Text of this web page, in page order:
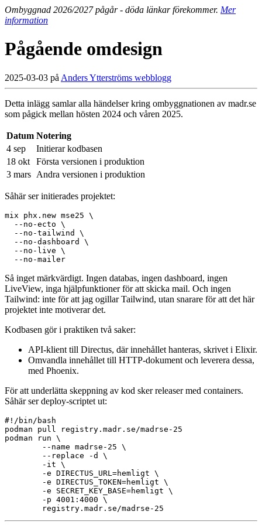
Ombyggnad 2026/2027 pågår - döda länkar förekommer. Mer
information
Pågående omdesign
2025-03-03 på Anders Ytterströms webblogg
Detta inlägg samlar alla händelser kring ombyggnationen av madr.se
som pågick mellan hösten 2024 och våren 2025.
Datum Notering
4 sep
Initierar kodbasen
18 okt
Första versionen i produktion
3 mars Andra versionen i produktion
Såhär ser initierades projektet:
mix phx.new mse25 \
  --no-ecto \
  --no-tailwind \
  --no-dashboard \
  --no-live \
Så inget märkvärdigt. Ingen databas, ingen dashboard, ingen
LiveView, inga hjälpfunktioner för att skicka mail. Och ingen
Tailwind: inte för att jag ogillar Tailwind, utan snarare för att det här
projektet inte motiverar det.
Kodbasen gör i praktiken två saker:
API-klient till Directus, där innehållet hanteras, skrivet i Elixir.
Omvandla innehållet till HTTP-dokument och leverera dessa,
med Phoenix.
För att underlätta skeppning av kod sker releaser med containers.
Såhär ser deploy-scriptet ut:
#!/bin/bash
podman pull registry.madr.se/madrse-25
podman run \
        --name madrse-25 \
        --replace -d \
        -it \
        -e DIRECTUS_URL=hemligt \
        -e DIRECTUS_TOKEN=hemligt \
        -e SECRET_KEY_BASE=hemligt \
        -p 4001:4000 \